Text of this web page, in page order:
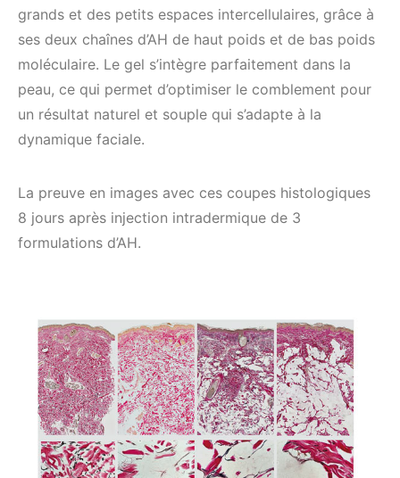
grands et des petits espaces intercellulaires, grâce à
ses deux chaînes d’AH de haut poids et de bas poids
moléculaire. Le gel s’intègre parfaitement dans la
peau, ce qui permet d’optimiser le comblement pour
un résultat naturel et souple qui s’adapte à la
dynamique faciale.
La preuve en images avec ces coupes histologiques
8 jours après injection intradermique de 3
formulations d’AH.